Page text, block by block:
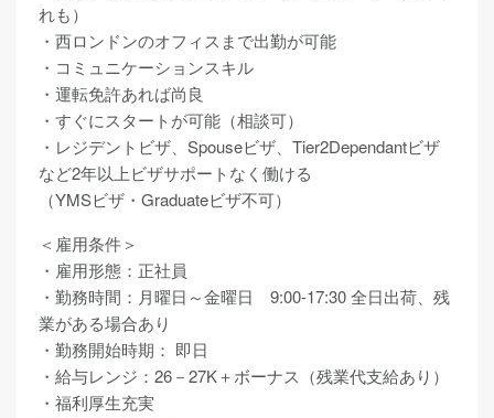
れも）
・西ロンドンのオフィスまで出勤が可能
・コミュニケーションスキル
・運転免許あれば尚良
・すぐにスタートが可能（相談可）
・レジデントビザ、Spouseビザ、Tier2Dependantビザ
など2年以上ビザサポートなく働ける
（YMSビザ・Graduateビザ不可）
＜雇用条件＞
・雇用形態：正社員
・勤務時間：月曜日～金曜日 9:00-17:30 全日出荷、残
業がある場合あり
・勤務開始時期： 即日
・給与レンジ：26－27K＋ボーナス（残業代支給あり）
・福利厚生充実